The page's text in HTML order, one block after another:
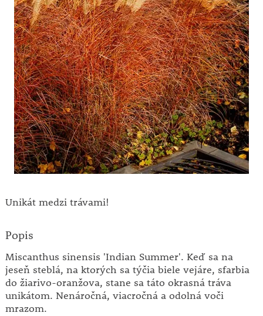
Unikát medzi trávami!
Popis
Miscanthus sinensis 'Indian Summer'. Keď sa na
jeseň steblá, na ktorých sa týčia biele vejáre, sfarbia
do žiarivo-oranžova, stane sa táto okrasná tráva
unikátom. Nenáročná, viacročná a odolná voči
mrazom.